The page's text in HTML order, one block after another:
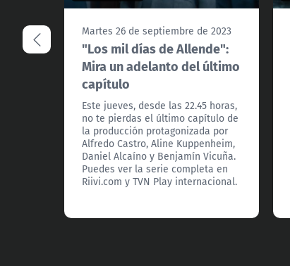
Martes 26 de septiembre de 2023
"Los mil días de Allende":
Mira un adelanto del último
capítulo
Este jueves, desde las 22.45 horas,
no te pierdas el último capítulo de
la producción protagonizada por
Alfredo Castro, Aline Kuppenheim,
Daniel Alcaíno y Benjamín Vicuña.
Puedes ver la serie completa en
Riivi.com y TVN Play internacional.